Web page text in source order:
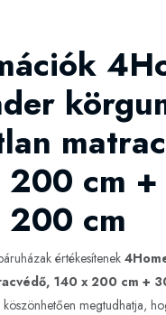
200 cm
cm
értékesítenek
140 x 200 cm +
köszönhetően megtudhatja,